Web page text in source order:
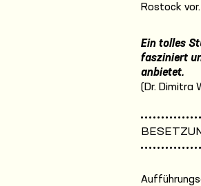
Rostock vor.
Ein tolles
fasziniert
anbietet.
(Dr. Dimitra